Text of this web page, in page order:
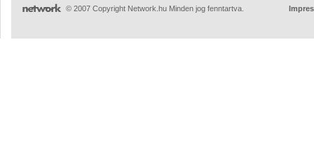
© 2007 Copyright Network.hu Minden jog fenntartva.